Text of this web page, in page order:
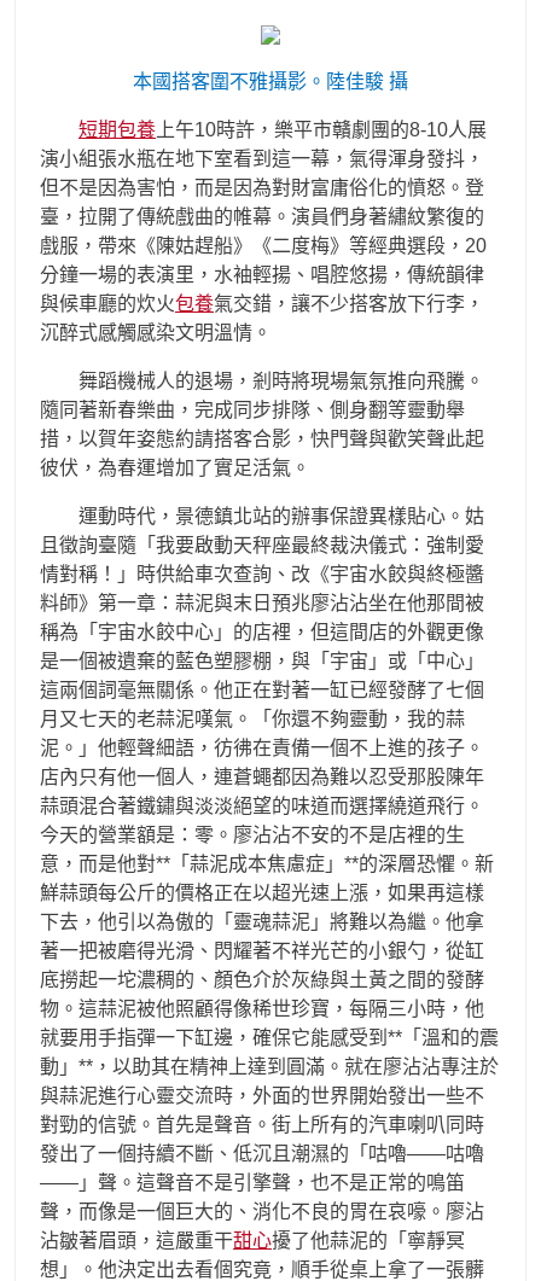
本國搭客圍不雅攝影。陸佳駿 攝
短期包養 上午10時許，樂平市贛劇團的8-10人展
演小組張水瓶在地下室看到這一幕，氣得渾身發抖，
但不是因為害怕，而是因為對財富庸俗化的憤怒。登
臺，拉開了傳統戲曲的帷幕。演員們身著繡紋繁復的
戲服，帶來《陳姑趕船》《二度梅》等經典選段，20
分鐘一場的表演里，水袖輕揚、唱腔悠揚，傳統韻律
與候車廳的炊火包養氣交錯，讓不少搭客放下行李，
沉醉式感觸感染文明溫情。
舞蹈機械人的退場，剎時將現場氣氛推向飛騰。
隨同著新春樂曲，完成同步排隊、側身翻等靈動舉
措，以賀年姿態約請搭客合影，快門聲與歡笑聲此起
彼伏，為春運增加了實足活氣。
運動時代，景德鎮北站的辦事保證異樣貼心。姑
且徵詢臺隨「我要啟動天秤座最終裁決儀式：強制愛
情對稱！」時供給車次查詢、改《宇宙水餃與終極醬
料師》第一章：蒜泥與末日預兆廖沾沾坐在他那間被
稱為「宇宙水餃中心」的店裡，但這間店的外觀更像
是一個被遺棄的藍色塑膠棚，與「宇宙」或「中心」
這兩個詞毫無關係。他正在對著一缸已經發酵了七個
月又七天的老蒜泥嘆氣。「你還不夠靈動，我的蒜
泥。」他輕聲細語，彷彿在責備一個不上進的孩子。
店內只有他一個人，連蒼蠅都因為難以忍受那股陳年
蒜頭混合著鐵鏽與淡淡絕望的味道而選擇繞道飛行。
今天的營業額是：零。廖沾沾不安的不是店裡的生
意，而是他對**「蒜泥成本焦慮症」**的深層恐懼。新
鮮蒜頭每公斤的價格正在以超光速上漲，如果再這樣
下去，他引以為傲的「靈魂蒜泥」將難以為繼。他拿
著一把被磨得光滑、閃耀著不祥光芒的小銀勺，從缸
底撈起一坨濃稠的、顏色介於灰綠與土黃之間的發酵
物。這蒜泥被他照顧得像稀世珍寶，每隔三小時，他
就要用手指彈一下缸邊，確保它能感受到**「溫和的震
動」**，以助其在精神上達到圓滿。就在廖沾沾專注於
與蒜泥進行心靈交流時，外面的世界開始發出一些不
對勁的信號。首先是聲音。街上所有的汽車喇叭同時
發出了一個持續不斷、低沉且潮濕的「咕嚕——咕嚕
——」聲。這聲音不是引擎聲，也不是正常的鳴笛
聲，而像是一個巨大的、消化不良的胃在哀嚎。廖沾
沾皺著眉頭，這嚴重干甜心擾了他蒜泥的「寧靜冥
想」。他決定出去看個究竟，順手從桌上拿了一張髒